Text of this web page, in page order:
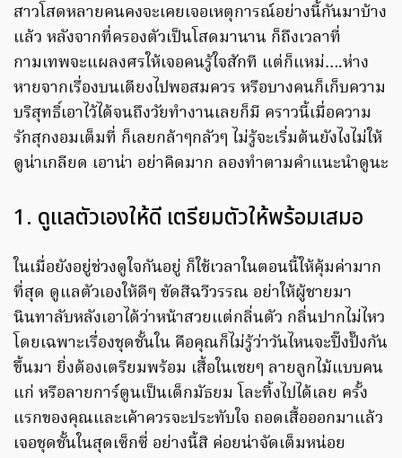
สาวโสดหลายคนคงจะเคยเจอเหตุการณ์อย่างนี้กันมาบ้าง
แล้ว หลังจากที่ครองตัวเป็นโสดมานาน ก็ถึงเวลาที่
กามเทพจะแผลงศรให้เจอคนรู้ใจสักที แต่ก็แหม่….ห่าง
หายจากเรื่องบนเตียงไปพอสมควร หรือบางคนก็เก็บความ
บริสุทธิ์เอาไว้ได้จนถึงวัยทำงานเลยก็มี คราวนี้เมื่อความ
รักสุกงอมเต็มที่ ก็เลยกล้าๆกลัวๆ ไม่รู้จะเริ่มต้นยังไงไม่ให้
ดูน่าเกลียด เอาน่า อย่าคิดมาก ลองทำตามคำแนะนำดูนะ
1. ดูแลตัวเองให้ดี เตรียมตัวให้พร้อมเสมอ
ในเมื่อยังอยู่ช่วงดูใจกันอยู่ ก็ใช้เวลาในตอนนี้ให้คุ้มค่ามาก
ที่สุด ดูแลตัวเองให้ดีๆ ขัดสีฉวีวรรณ อย่าให้ผู้ชายมา
นินทาลับหลังเอาได้ว่าหน้าสวยแต่กลิ่นตัว กลิ่นปากไม่ไหว
โดยเฉพาะเรื่องชุดชั้นใน คือคุณก็ไม่รู้ว่าวันไหนจะปิ๊งปั๊งกัน
ขึ้นมา ยิ่งต้องเตรียมพร้อม เสื้อในเชยๆ ลายลูกไม้แบบคน
แก่ หรือลายการ์ตูนเป็นเด็กมัธยม โละทิ้งไปได้เลย ครั้ง
แรกของคุณและเค้าควรจะประทับใจ ถอดเสื้อออกมาแล้ว
เจอชุดชั้นในสุดเซ็กซี่ อย่างนี้สิ ค่อยน่าจัดเต็มหน่อย